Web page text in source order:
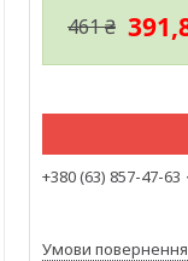
461 ₴
+380 (63) 857-47-63